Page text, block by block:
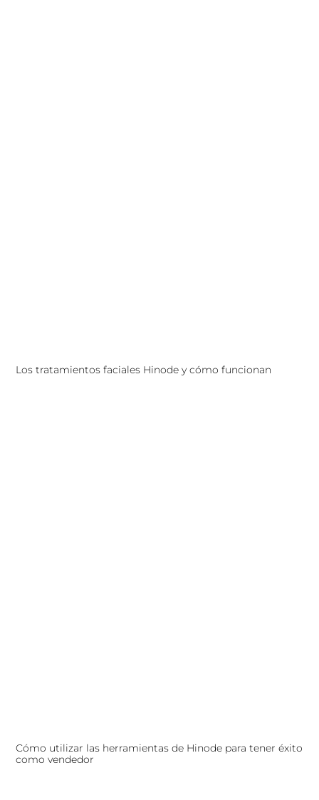
Los tratamientos faciales Hinode y cómo funcionan
Cómo utilizar las herramientas de Hinode para tener éxito
como vendedor